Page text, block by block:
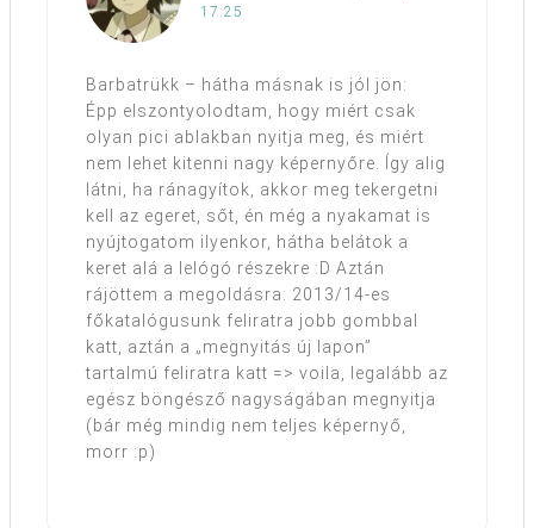
17:25
Barbatrükk – hátha másnak is jól jön:
Épp elszontyolodtam, hogy miért csak
olyan pici ablakban nyitja meg, és miért
nem lehet kitenni nagy képernyőre. Így alig
látni, ha ránagyítok, akkor meg tekergetni
kell az egeret, sőt, én még a nyakamat is
nyújtogatom ilyenkor, hátha belátok a
keret alá a lelógó részekre :D Aztán
rájöttem a megoldásra: 2013/14-es
főkatalógusunk feliratra jobb gombbal
katt, aztán a „megnyitás új lapon”
tartalmú feliratra katt => voila, legalább az
egész böngésző nagyságában megnyitja
(bár még mindig nem teljes képernyő,
morr :p)